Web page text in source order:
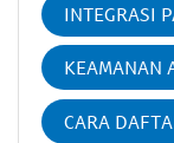
INTEGRASI
KEAMANAN
CARA